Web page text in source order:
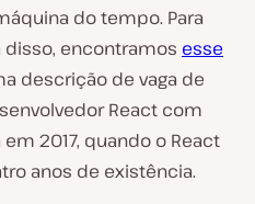
do tempo. Para
encontramos esse
descrição de vaga de
React com
2017, quando o React
anos de existência.